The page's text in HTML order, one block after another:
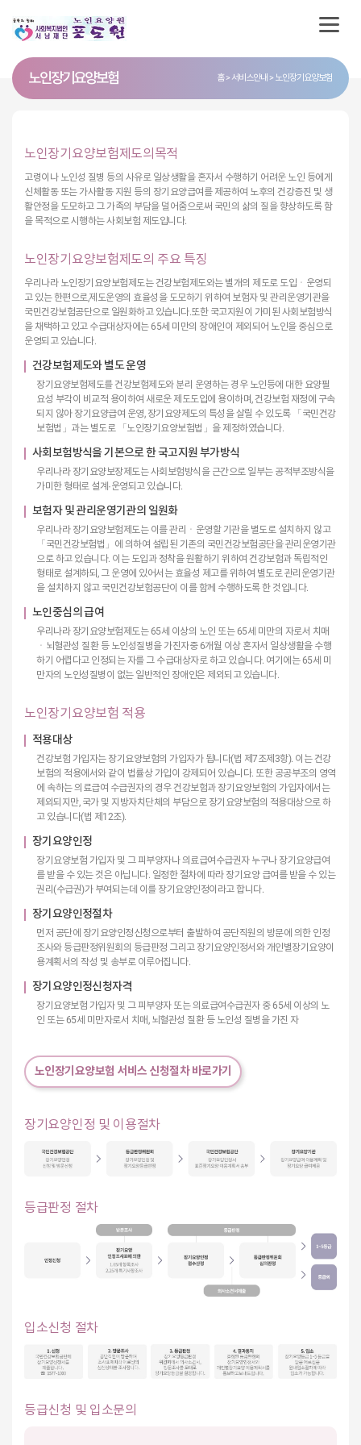
노인장기요양보험 홈 서비스안내 노인장기요양보험
노인장기요양보험제도의목적
고령이나 노인성 질병 등의 사유로 일상생활을 혼자서 수행하기 어려운 노인 등에게
신체활동 또는 가사활동 지원 등의 장기요양급여를 제공하여 노후의 건강증진 및 생
활안정을 도모하고 그 가족의 부담을 덜어줌으로써 국민의 삶의 질을 향상하도록 함
을 목적으로 시행하는 사회보험 제도입니다.
노인장기요양보험제도의 주요 특징
우리나라 노인장기요양보험제도는 건강보험제도와는 별개의 제도로 도입ㆍ운영되
고 있는 한편으로,제도운영의 효율성을 도모하기 위하여 보험자 및 관리운영기관을
국민건강보험공단으로 일원화하고 있습니다.또한 국고지원이 가미된 사회보험방식
을 채택하고 있고 수급대상자에는 65세 미만의 장애인이 제외되어 노인을 중심으로
운영되고 있습니다.
건강보험제도와 별도 운영
장기요양보험제도를 건강보험제도와 분리 운영하는 경우 노인등에 대한 요양필
요성 부각이 비교적 용이하여 새로운 제도도입에 용이하며, 건강보험 재정에 구속
되지 않아 장기요양급여 운영, 장기요양제도의 특성을 살릴 수 있도록 「국민건강
보험법」과는 별도로 「노인장기요양보험법」을 제정하였습니다.
사회보험방식을 기본으로 한 국고지원 부가방식
우리나라 장기요양보장제도는 사회보험방식을 근간으로 일부는 공적부조방식을
가미한 형태로 설계·운영되고 있습니다.
보험자 및 관리운영기관의 일원화
우리나라 장기요양보험제도는 이를 관리ㆍ운영할 기관을 별도로 설치하지 않고
「국민건강보험법」에 의하여 설립된 기존의 국민건강보험공단을 관리운영기관
으로 하고 있습니다. 이는 도입과 정착을 원활하기 위하여 건강보험과 독립적인
형태로 설계하되, 그 운영에 있어서는 효율성 제고를 위하여 별도로 관리운영기관
을 설치하지 않고 국민건강보험공단이 이를 함께 수행하도록 한 것입니다.
노인중심의 급여
우리나라 장기요양보험제도는 65세 이상의 노인 또는 65세 미만의 자로서 치매
ㆍ뇌혈관성 질환 등 노인성질병을 가진자중 6개월 이상 혼자서 일상생활을 수행
하기 어렵다고 인정되는 자를 그 수급대상자로 하고 있습니다. 여기에는 65세 미
만자의 노인성질병이 없는 일반적인 장애인은 제외되고 있습니다.
노인장기요양보험 적용
적용대상
건강보험 가입자는 장기요양보험의 가입자가 됩니다(법 제7조제3항). 이는 건강
보험의 적용에서와 같이 법률상 가입이 강제되어 있습니다. 또한 공공부조의 영역
에 속하는 의료급여 수급권자의 경우 건강보험과 장기요양보험의 가입자에서는
제외되지만, 국가 및 지방자치단체의 부담으로 장기요양보험의 적용대상으로 하
고 있습니다(법 제12조).
장기요양인정
장기요양보험 가입자 및 그 피부양자나 의료급여수급권자 누구나 장기요양급여
를 받을 수 있는 것은 아닙니다. 일정한 절차에 따라 장기요양 급여를 받을 수 있는
권리(수급권)가 부여되는데 이를 장기요양인정이라고 합니다.
장기요양인정절차
먼저 공단에 장기요양인정신청으로부터 출발하여 공단직원의 방문에 의한 인정
조사와 등급판정위원회의 등급판정 그리고 장기요양인정서와 개인별장기요양이
용계획서의 작성 및 송부로 이루어집니다.
장기요양인정신청자격
장기요양보험 가입자 및 그 피부양자 또는 의료급여수급권자 중 65세 이상의 노
인 또는 65세 미만자로서 치매, 뇌혈관성 질환 등 노인성 질병을 가진 자
노인장기요양보험 서비스 신청절차 바로가기
장기요양인정 및 이용절차
등급판정 절차
입소신청 절차
등급신청 및 입소문의